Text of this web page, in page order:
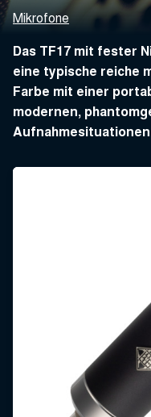
Mikrofone
Das TF17 mit fester
eine typische reiche
Farbe mit einer
modernen,